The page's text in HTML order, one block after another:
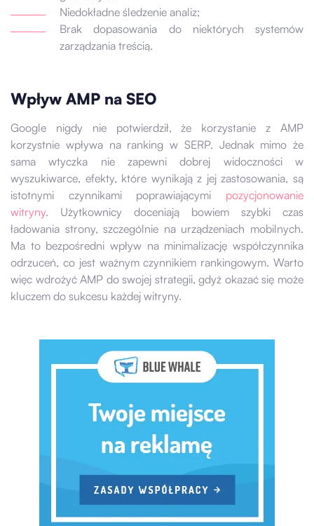
Niedokładne śledzenie analiz;
Brak dopasowania do niektórych systemów
zarządzania treścią.
Wpływ AMP na SEO
Google nigdy nie potwierdził, że korzystanie z AMP
korzystnie wpływa na ranking w SERP. Jednak mimo że
sama wtyczka nie zapewni dobrej widoczności w
wyszukiwarce, efekty, które wynikają z jej zastosowania, są
istotnymi czynnikami poprawiającymi pozycjonowanie
witryny. Użytkownicy doceniają bowiem szybki czas
ładowania strony, szczególnie na urządzeniach mobilnych.
Ma to bezpośredni wpływ na minimalizację współczynnika
odrzuceń, co jest ważnym czynnikiem rankingowym. Warto
więc wdrożyć AMP do swojej strategii, gdyż okazać się może
kluczem do sukcesu każdej witryny.